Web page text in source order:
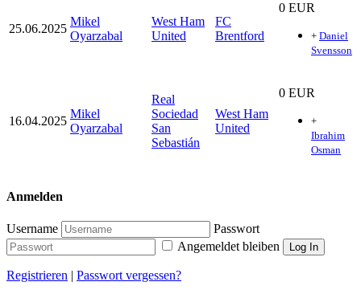
25.06.2025
Mikel
Oyarzabal
West Ham
United
FC
Brentford
0 EUR
+ Daniel
Svensson
16.04.2025
Mikel
Oyarzabal
Real
Sociedad
San
Sebastián
West Ham
United
0 EUR
+
Ibrahim
Osman
Anmelden
Username
Passwort
Angemeldet bleiben
Log In
Registrieren | Passwort vergessen?